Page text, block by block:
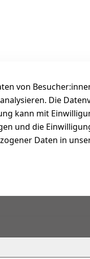
von
Die
kann mit
und die
Daten in